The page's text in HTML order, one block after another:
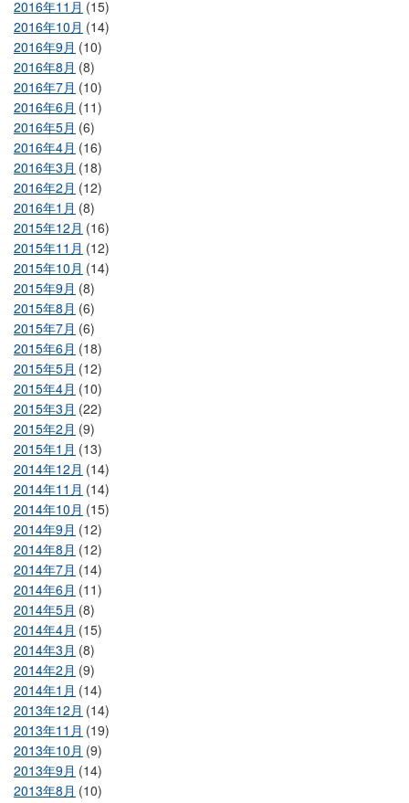
2016年11月 (15)
2016年10月 (14)
2016年9月 (10)
2016年8月 (8)
2016年7月 (10)
2016年6月 (11)
2016年5月 (6)
2016年4月 (16)
2016年3月 (18)
2016年2月 (12)
2016年1月 (8)
2015年12月 (16)
2015年11月 (12)
2015年10月 (14)
2015年9月 (8)
2015年8月 (6)
2015年7月 (6)
2015年6月 (18)
2015年5月 (12)
2015年4月 (10)
2015年3月 (22)
2015年2月 (9)
2015年1月 (13)
2014年12月 (14)
2014年11月 (14)
2014年10月 (15)
2014年9月 (12)
2014年8月 (12)
2014年7月 (14)
2014年6月 (11)
2014年5月 (8)
2014年4月 (15)
2014年3月 (8)
2014年2月 (9)
2014年1月 (14)
2013年12月 (14)
2013年11月 (19)
2013年10月 (9)
2013年9月 (14)
2013年8月 (10)